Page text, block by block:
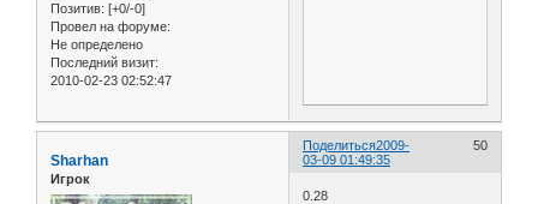
Позитив: [+0/-0]
Провел на форуме:
Не определено
Последний визит:
2010-02-23 02:52:47
Поделиться 50
2009-
03-09 01:49:35
Sharhan
Игрок
0.28